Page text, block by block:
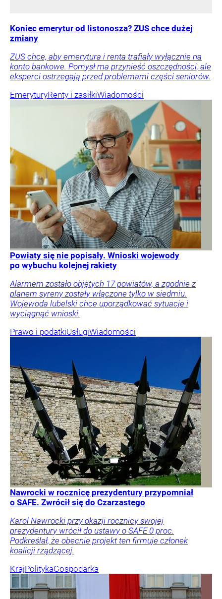
Koniec emerytur od listonosza? ZUS chce dużej
zmiany
ZUS chce, aby emerytura i renta trafiały wyłącznie na
konto bankowe. Pomysł ma przynieść oszczędności, ale
eksperci ostrzegają przed problemami części seniorów.
EmeryturyRenty i zasiłkiWiadomości
Powiaty się nie popisały. Wnioski wojewody
po wybuchu kolejnej rakiety
Alarmem zostało objętych 17 powiatów, a zgodnie z
planem syreny zostały włączone tylko w siedmiu.
Wojewoda lubelski chce uporządkować sytuację i
wyciągnąć wnioski.
Prawo i podatkiUsługiWiadomości
Nawrocki w rocznicę prezydentury przypomniał
o SAFE. Zwrócił się do Czarzastego
Karol Nawrocki przy okazji rocznicy swojej
prezydentury wrócił do ustawy o SAFE 0 proc.
Podkreślał, że obecnie projekt ten firmuje członek
koalicji rządzącej.
KrajPolitykaGospodarka